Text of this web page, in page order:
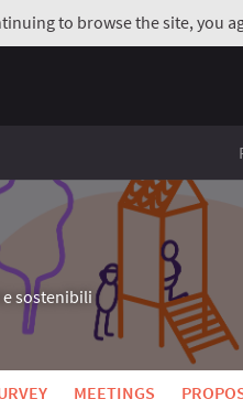
to browse the site, you
sostenibili
MEETINGS